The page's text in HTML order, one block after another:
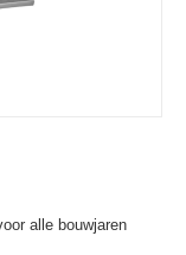
alle bouwjaren